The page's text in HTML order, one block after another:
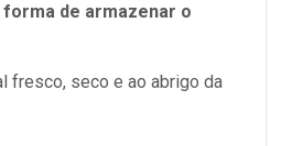
forma de armazenar o
fresco, seco e ao abrigo da